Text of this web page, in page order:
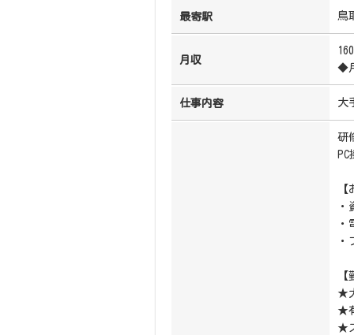
最寄駅 鳥
月収
◆
仕事内容 大
研
・
・
★
★
★